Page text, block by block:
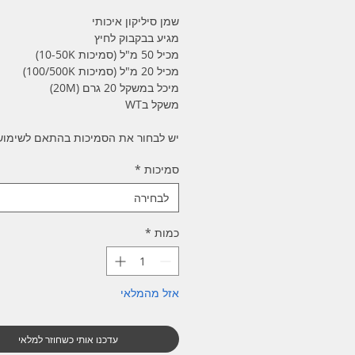
שמן סיליקון איכותי
מגיע בבקבוק לחיץ
מכיל 50 מ"ל (סמיכות 10-50K)
מכיל 20 מ"ל (סמיכות 100/500K)
מיכל במשקל 20 גרם (20M)
משקל בWT
יש לבחור את הסמיכות בהתאם
סמיכות *
לבחירה
כמות *
אזל מהמלאי
עדכנו אותי כשחוזר למלאי